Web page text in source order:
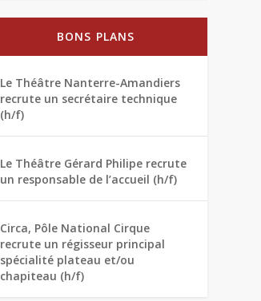
BONS PLANS
Le Théâtre Nanterre-Amandiers
recrute un secrétaire technique
(h/f)
Le Théâtre Gérard Philipe recrute
un responsable de l’accueil (h/f)
Circa, Pôle National Cirque
recrute un régisseur principal
spécialité plateau et/ou
chapiteau (h/f)